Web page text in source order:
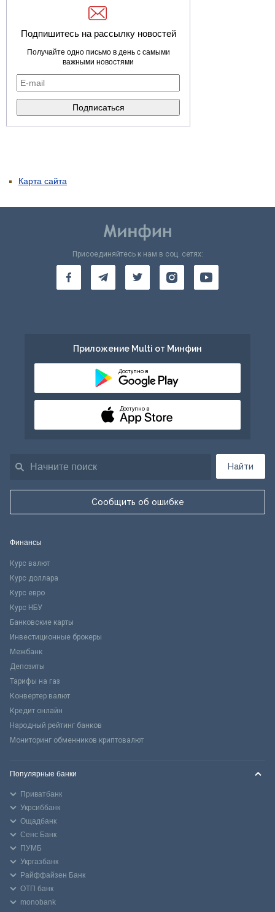
Подпишитесь на рассылку новостей
Получайте одно письмо в день с самыми
важными новостями
Карта сайта
Найти
Сообщить об ошибке
Присоединяйтесь к нам в соц. сетях:
Приложение Multi от Минфин
Доступно в
Доступно в
Финансы
Курс валют
Курс доллара
Курс евро
Курс НБУ
Банковские карты
Инвестиционные брокеры
Межбанк
Депозиты
Тарифы на газ
Конвертер валют
Кредит онлайн
Народный рейтинг банков
Мониторинг обменников криптовалют
Популярные банки
Приватбанк
Укрсиббанк
Ощадбанк
Сенс Банк
ПУМБ
Укргазбанк
Райффайзен Банк
ОТП банк
monobank